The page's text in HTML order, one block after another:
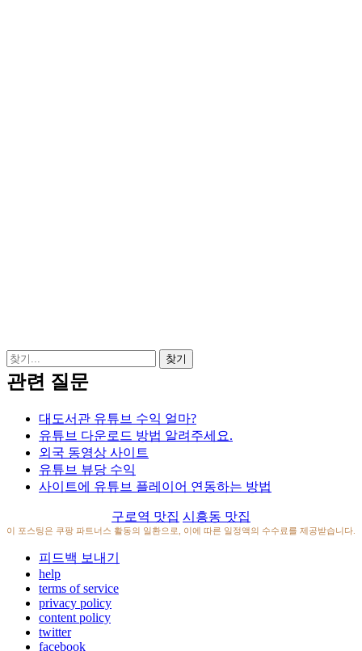
관련 질문
대도서관 유튜브 수익 얼마?
유튜브 다운로드 방법 알려주세요.
외국 동영상 사이트
유튜브 뷰당 수익
사이트에 유튜브 플레이어 연동하는 방법
구로역 맛집 시흥동 맛집
이 포스팅은 쿠팡 파트너스 활동의 일환으로, 이에 따른 일정액의 수수료를 제공받습니다.
피드백 보내기
help
terms of service
privacy policy
content policy
twitter
facebook